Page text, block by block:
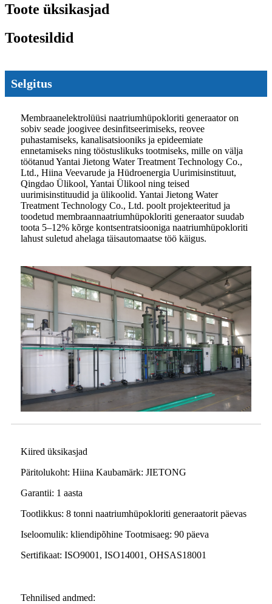
Toote üksikasjad
Tootesildid
Selgitus
Membraanelektrolüüsi naatriumhüpokloriti generaator on
sobiv seade joogivee desinfitseerimiseks, reovee
puhastamiseks, kanalisatsiooniks ja epideemiate
ennetamiseks ning tööstuslikuks tootmiseks, mille on välja
töötanud Yantai Jietong Water Treatment Technology Co.,
Ltd., Hiina Veevarude ja Hüdroenergia Uurimisinstituut,
Qingdao Ülikool, Yantai Ülikool ning teised
uurimisinstituudid ja ülikoolid. Yantai Jietong Water
Treatment Technology Co., Ltd. poolt projekteeritud ja
toodetud membraannaatriumhüpokloriti generaator suudab
toota 5–12% kõrge kontsentratsiooniga naatriumhüpokloriti
lahust suletud ahelaga täisautomaatse töö käigus.
Kiired üksikasjad
Päritolukoht: Hiina Kaubamärk: JIETONG
Garantii: 1 aasta
Tootlikkus: 8 tonni naatriumhüpokloriti generaatorit päevas
Iseloomulik: kliendipõhine Tootmisaeg: 90 päeva
Sertifikaat: ISO9001, ISO14001, OHSAS18001
Tehnilised andmed: